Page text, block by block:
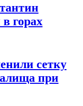
горах
сетку
при